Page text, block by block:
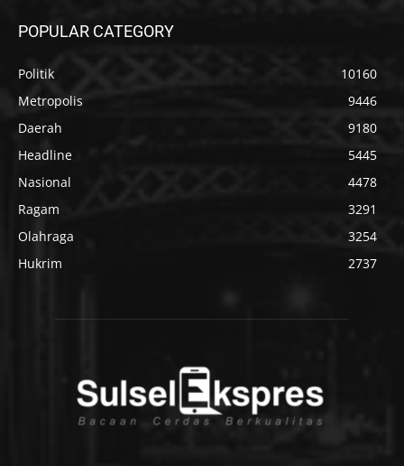
POPULAR CATEGORY
Politik
10160
Metropolis
9446
Daerah
9180
Headline
5445
Nasional
4478
Ragam
3291
Olahraga
3254
Hukrim
2737